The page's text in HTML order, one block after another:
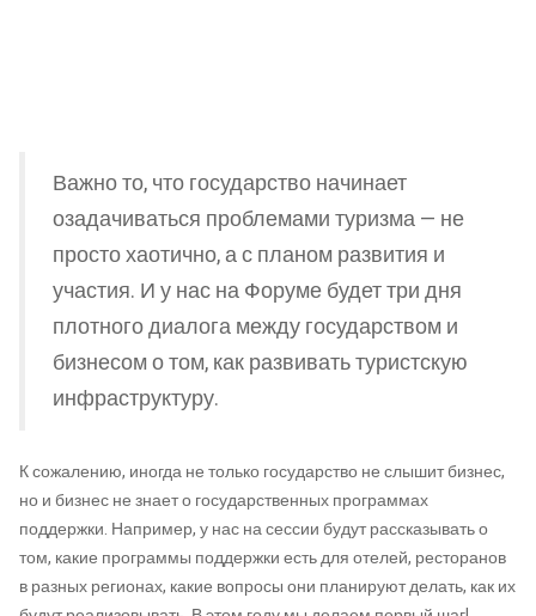
Важно то, что государство начинает
озадачиваться проблемами туризма — не
просто хаотично, а с планом развития и
участия. И у нас на Форуме будет три дня
плотного диалога между государством и
бизнесом о том, как развивать туристскую
инфраструктуру.
К сожалению, иногда не только государство не слышит бизнес,
но и бизнес не знает о государственных программах
поддержки. Например, у нас на сессии будут рассказывать о
том, какие программы поддержки есть для отелей, ресторанов
в разных регионах, какие вопросы они планируют делать, как их